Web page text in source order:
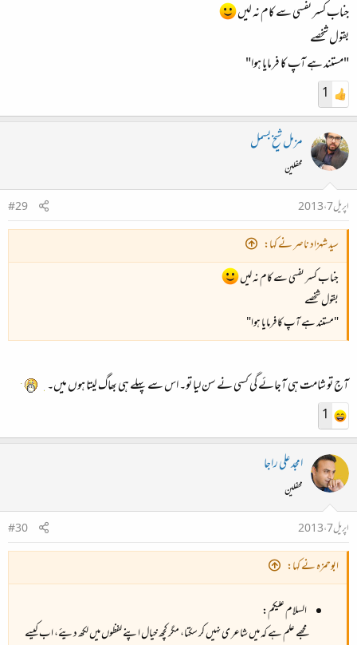
جناب کسر نفسی سے کام نہ لیں
بقول شخصے
"مستند ہے آپ کا فرمایا ہوا"
1
مزمل شیخ بسمل
محفلین
اپریل 7، 2013
#29
سید شہزاد ناصر نے کہا:
جناب کسر نفسی سے کام نہ لیں
بقول شخصے
"مستند ہے آپ کا فرمایا ہوا"
آج تو شامت ہی آجائے گی کسی نے سن لیا تو۔ اس سے پہلے ہی بھاگ لیتا ہوں میں۔
1
امجد علی راجا
محفلین
اپریل 7، 2013
#30
ابوحمزہ نے کہا:
السلام علیکم:
مجھے علم ہے کہ میں شاعر ی نہیں کر سکتا، مگر کچھ خیال اپنے لفظوں میں لکھ دیئے، اب کیسے